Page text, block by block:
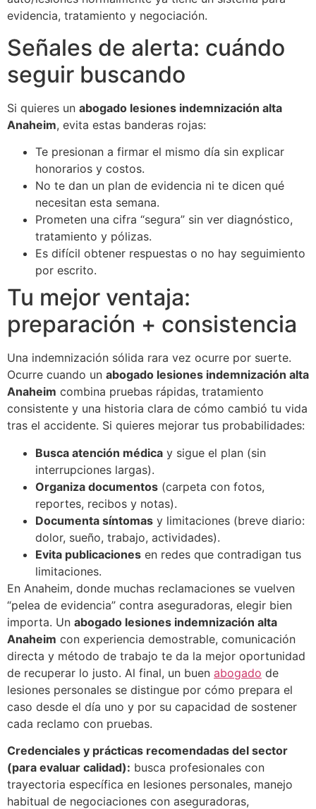
evidencia, tratamiento y negociación.
Señales de alerta: cuándo
seguir buscando
Si quieres un abogado lesiones indemnización alta
Anaheim, evita estas banderas rojas:
Te presionan a firmar el mismo día sin explicar
honorarios y costos.
No te dan un plan de evidencia ni te dicen qué
necesitan esta semana.
Prometen una cifra “segura” sin ver diagnóstico,
tratamiento y pólizas.
Es difícil obtener respuestas o no hay seguimiento
por escrito.
Tu mejor ventaja:
preparación + consistencia
Una indemnización sólida rara vez ocurre por suerte.
Ocurre cuando un abogado lesiones indemnización alta
Anaheim combina pruebas rápidas, tratamiento
consistente y una historia clara de cómo cambió tu vida
tras el accidente. Si quieres mejorar tus probabilidades:
Busca atención médica y sigue el plan (sin
interrupciones largas).
Organiza documentos (carpeta con fotos,
reportes, recibos y notas).
Documenta síntomas y limitaciones (breve diario:
dolor, sueño, trabajo, actividades).
Evita publicaciones en redes que contradigan tus
limitaciones.
En Anaheim, donde muchas reclamaciones se vuelven
“pelea de evidencia” contra aseguradoras, elegir bien
importa. Un abogado lesiones indemnización alta
Anaheim con experiencia demostrable, comunicación
directa y método de trabajo te da la mejor oportunidad
de recuperar lo justo. Al final, un buen abogado de
lesiones personales se distingue por cómo prepara el
caso desde el día uno y por su capacidad de sostener
cada reclamo con pruebas.
Credenciales y prácticas recomendadas del sector
(para evaluar calidad): busca profesionales con
trayectoria específica en lesiones personales, manejo
habitual de negociaciones con aseguradoras,